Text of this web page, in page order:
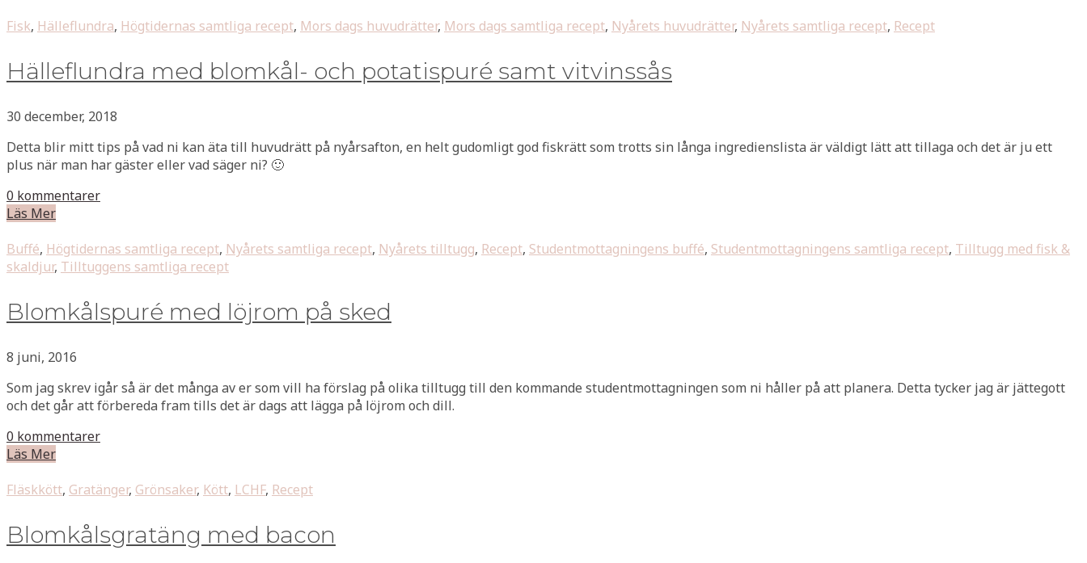
Fisk, Hälleflundra, Högtidernas samtliga recept, Mors dags huvudrätter, Mors dags samtliga recept, Nyårets huvudrätter, Nyårets samtliga recept, Recept
Hälleflundra med blomkål- och potatispuré samt vitvinssås
30 december, 2018
Detta blir mitt tips på vad ni kan äta till huvudrätt på nyårsafton, en helt gudomligt god fiskrätt som trotts sin långa ingredienslista är väldigt lätt att tillaga och det är ju ett
plus när man har gäster eller vad säger ni? 🙂
0 kommentarer
Läs Mer
Buffé, Högtidernas samtliga recept, Nyårets samtliga recept, Nyårets tilltugg, Recept, Studentmottagningens buffé, Studentmottagningens samtliga recept, Tilltugg med fisk &
skaldjur, Tilltuggens samtliga recept
Blomkålspuré med löjrom på sked
8 juni, 2016
Som jag skrev igår så är det många av er som vill ha förslag på olika tilltugg till den kommande studentmottagningen som ni håller på att planera. Detta tycker jag är jättegott
och det går att förbereda fram tills det är dags att lägga på löjrom och dill.
0 kommentarer
Läs Mer
Fläskkött, Gratänger, Grönsaker, Kött, LCHF, Recept
Blomkålsgratäng med bacon